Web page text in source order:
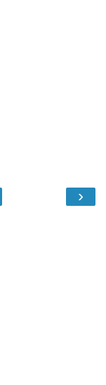
›